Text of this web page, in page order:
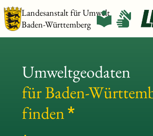
Landesanstalt für Umwelt
Baden-Württemberg
Umweltgeodaten
für Baden-
finden